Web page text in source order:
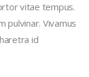
vitae tempus.
pulvinar. Vivamus
id